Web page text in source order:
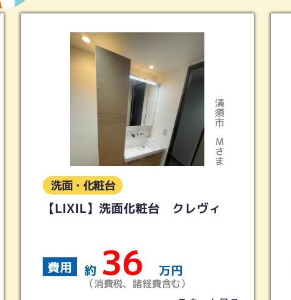
清須市
Ｍさま
洗面・化粧台
【LIXIL】洗面化粧台 クレヴィ
費用 約 36 万円
（消費税、諸経費含む）